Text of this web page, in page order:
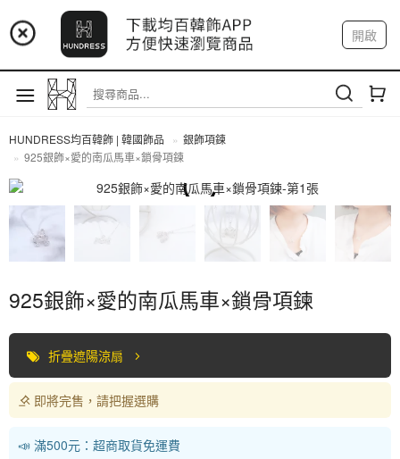
📢 市集預告：9/4-9/6 淡水捷運站
📢 市集預告：9/12-9/13 八里海巡基地
📢 市集預告：8/22-8/23 桃園青埔置地廣場
開啟
註冊 我的帳戶
HUNDRESS均百韓飾 | 韓國飾品
銀飾項鍊
925銀飾×愛的南瓜馬車×鎖骨項鍊
全部商品
925銀飾×愛的南瓜馬車×鎖骨項鍊
折疊遮陽涼扇
即將完售，請把握選購
📣 滿500元：超商取貨免運費